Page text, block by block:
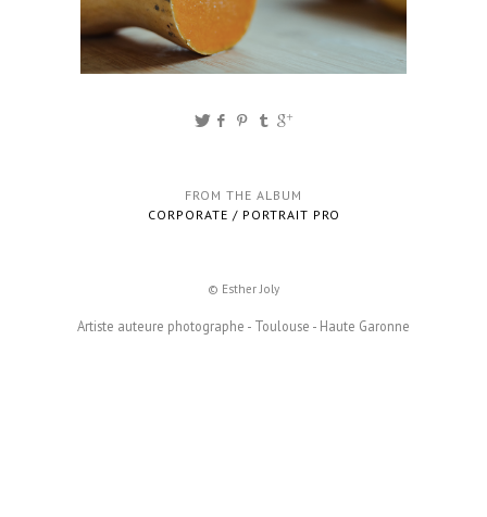
FROM THE ALBUM
CORPORATE / PORTRAIT PRO
© Esther Joly
Artiste auteure photographe - Toulouse - Haute Garonne